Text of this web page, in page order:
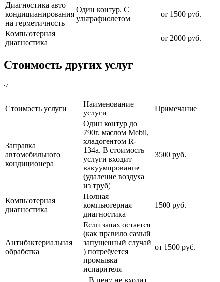
Диагностика авто
кондицианирования
на герметичность
Один контур. С
ультрафиолетом
от 1500 руб.
Компьютерная
диагностика
от 2000 руб.
Стоимость других услуг
<
Стоимость услуги
Наименование
услуги
Примечание
Заправка
автомобильного
кондиционера
Один контур до
790г. маслом Mobil,
хладогентом R-
134a. В стоимость
услуги входит
вакуумирование
(удаление воздуха
из труб)
3500 руб.
Компьютерная
диагностика
Полная
компьютерная
диагностика
1500 руб.
Антибактериальная
обработка
Если запах остается
(как правило самый
запущенный случай
) потребуется
промывка
испарителя
от 1500 руб.
В цену не входит